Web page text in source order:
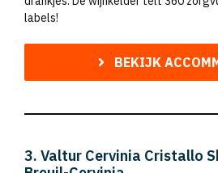
labels!
BEKIJK
3. Valtur Cervinia Cristallo